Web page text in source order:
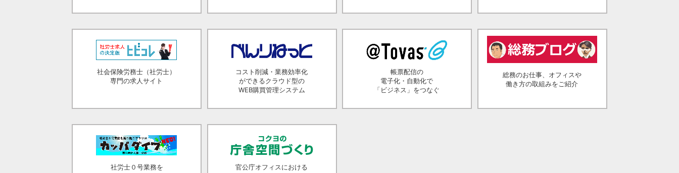
社会保険労務士（社労士）
専門の求人サイト
コスト削減・業務効率化
ができるクラウド型の
WEB購買管理システム
帳票配信の
電子化・自動化で
「ビジネス」をつなぐ
総務のお仕事、オフィスや
働き方の取組みをご紹介
社労士０号業務を
官公庁オフィスにおける